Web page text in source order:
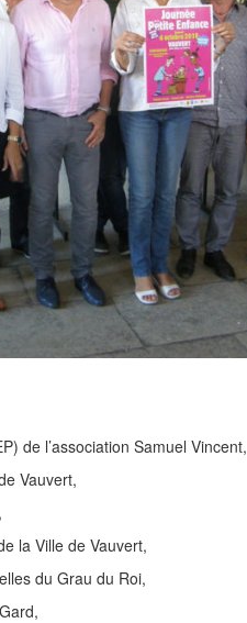
de l’association Samuel Vincent,
Vauvert,
la Ville de Vauvert,
du Grau du Roi,